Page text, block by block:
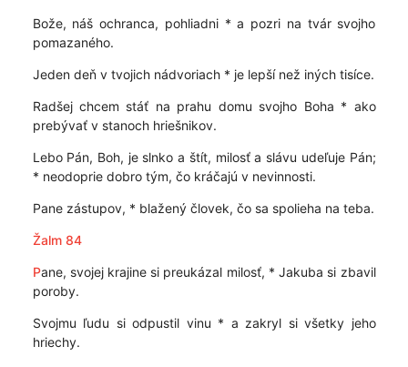
Bože, náš ochranca, pohliadni * a pozri na tvár svojho
pomazaného.
Jeden deň v tvojich nádvoriach * je lepší než iných tisíce.
Radšej chcem stáť na prahu domu svojho Boha * ako
prebývať v stanoch hriešnikov.
Lebo Pán, Boh, je slnko a štít, milosť a slávu udeľuje Pán;
* neodoprie dobro tým, čo kráčajú v nevinnosti.
Pane zástupov, * blažený človek, čo sa spolieha na teba.
Žalm 84
Pane, svojej krajine si preukázal milosť, * Jakuba si zbavil
poroby.
Svojmu ľudu si odpustil vinu * a zakryl si všetky jeho
hriechy.